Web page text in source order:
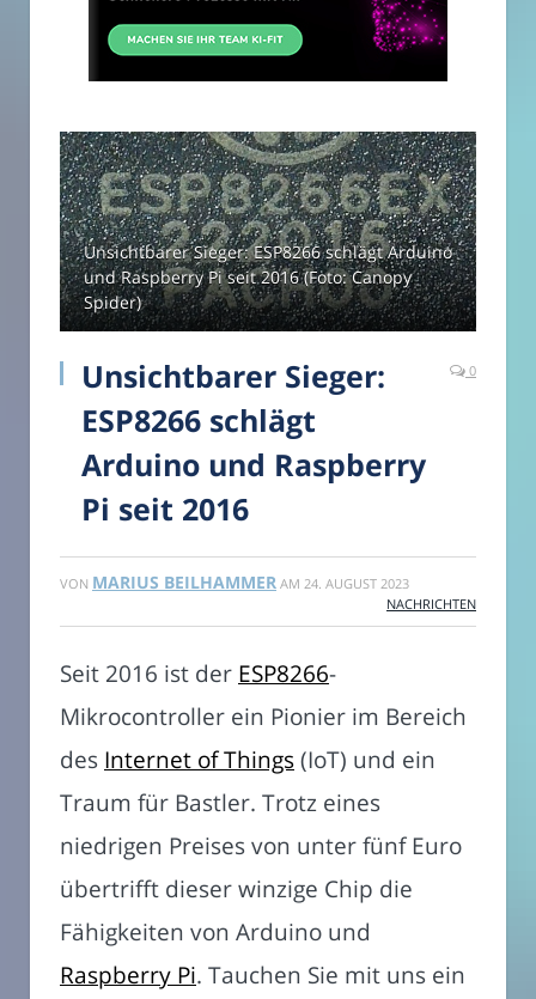
Unsichtbarer Sieger: ESP8266 schlägt Arduino
und Raspberry Pi seit 2016 (Foto: Canopy
Spider)
Unsichtbarer Sieger:
ESP8266 schlägt
Arduino und Raspberry
Pi seit 2016
0
VON MARIUS BEILHAMMER AM 24. AUGUST 2023
NACHRICHTEN
Seit 2016 ist der ESP8266-
Mikrocontroller ein Pionier im Bereich
des Internet of Things(IoT) und ein
Traum für Bastler. Trotz eines
niedrigen Preises von unter fünf Euro
übertrifft dieser winzige Chip die
Fähigkeiten von Arduino und
Raspberry Pi. Tauchen Sie mit uns ein